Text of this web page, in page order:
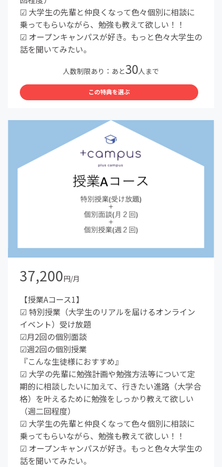
☑︎ 大学生の先輩と仲良くなって色々個別に相談に
乗ってもらいながら、勉強も教えて欲しい！！
☑︎ オープンキャンパスが好き。もっと色々大学生の
話を聞いてみたい。
人数制限あり：あと30人まで
この特典を選ぶ
37,200円/月
【授業Aコース1】
☑︎ 特別授業（大学生のリアルを届けるオンライン
イベント）受け放題
☑︎月2回の個別面談
☑︎週2回の個別授業
『こんな生徒様におすすめ』
☑︎ 大学の先輩に勉強計画や勉強方法等について定
期的に相談したいに加えて、行きたい進路（大学合
格）を叶えるために勉強をしっかり教えて欲しい
（週二回程度）
☑︎ 大学生の先輩と仲良くなって色々個別に相談に
乗ってもらいながら、勉強も教えて欲しい！！
☑︎ オープンキャンパスが好き。もっと色々大学生の
話を聞いてみたい。